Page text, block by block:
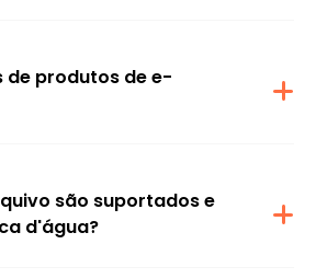
de produtos de e-
são suportados e
d'água?